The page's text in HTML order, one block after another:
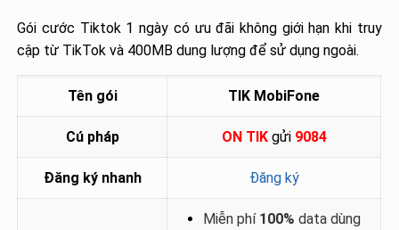
Gói cước Tiktok 1 ngày có ưu đãi không giới hạn khi truy
cập từ TikTok và 400MB dung lượng để sử dụng ngoài.
Tên gói TIK MobiFone
Cú pháp ON TIKgửi 9084
Đăng ký nhanh Đăng ký
Miễn phí100% data dùng